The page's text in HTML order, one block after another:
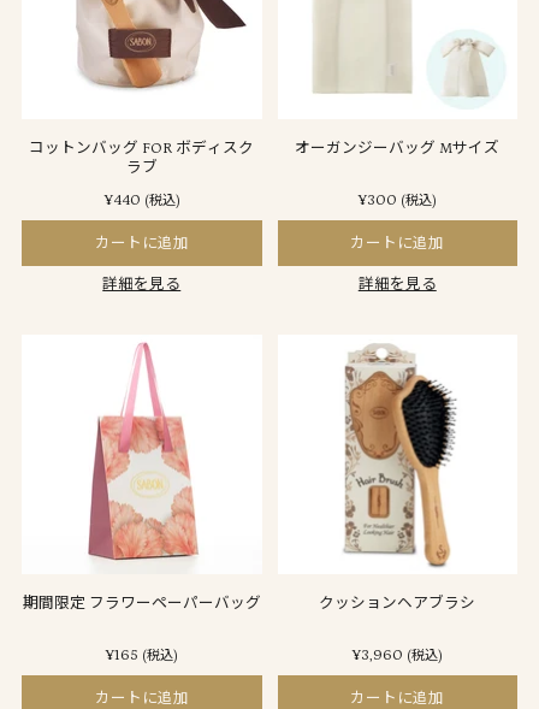
コットンバッグ FOR ボディスク
ラブ
¥440 (税込)
カートに追加
詳細を見る
オーガンジーバッグ Mサイズ
¥300 (税込)
カートに追加
詳細を見る
期間限定 フラワーペーパーバッグ
¥165 (税込)
カートに追加
クッションヘアブラシ
¥3,960 (税込)
カートに追加